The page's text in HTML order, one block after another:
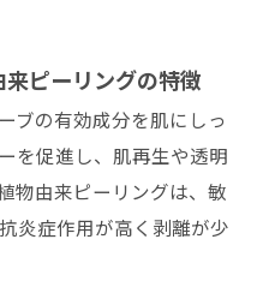
ピーリングの特徴
ブの有効成分を肌にしっ
を促進し、肌再生や透明
物由来ピーリングは、敏
炎症作用が高く剥離が少